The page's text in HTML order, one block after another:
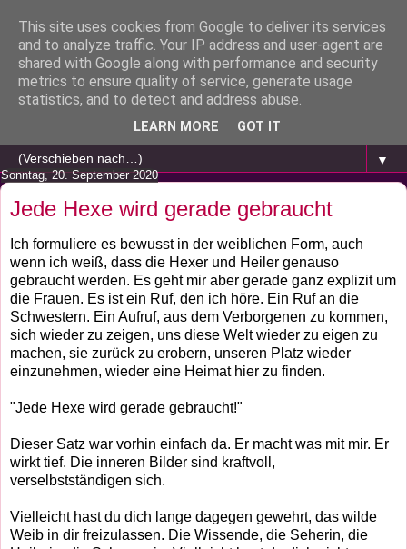
▼
Sonntag, 20. September 2020
Jede Hexe wird gerade gebraucht
Ich formuliere es bewusst in der weiblichen Form, auch
wenn ich weiß, dass die Hexer und Heiler genauso
gebraucht werden. Es geht mir aber gerade ganz explizit um
die Frauen. Es ist ein Ruf, den ich höre. Ein Ruf an die
Schwestern. Ein Aufruf, aus dem Verborgenen zu kommen,
sich wieder zu zeigen, uns diese Welt wieder zu eigen zu
machen, sie zurück zu erobern, unseren Platz wieder
einzunehmen, wieder eine Heimat hier zu finden.
"Jede Hexe wird gerade gebraucht!"
Dieser Satz war vorhin einfach da. Er macht was mit mir. Er
wirkt tief. Die inneren Bilder sind kraftvoll,
verselbstständigen sich.
Vielleicht hast du dich lange dagegen gewehrt, das wilde
Weib in dir freizulassen. Die Wissende, die Seherin, die
This site uses cookies from Google to deliver its services
and to analyze traffic. Your IP address and user-agent are
shared with Google along with performance and security
metrics to ensure quality of service, generate usage
statistics, and to detect and address abuse.
LEARN MORE GOT IT